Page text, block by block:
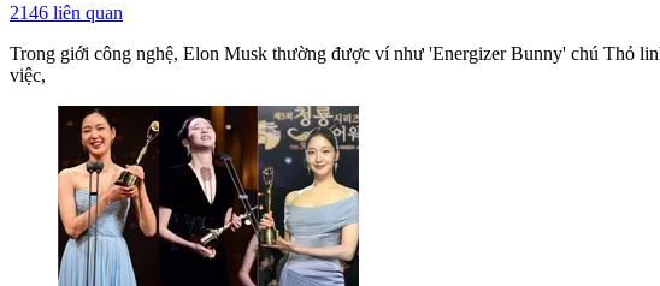
2146 liên quan
Trong giới công nghệ, Elon Musk thường được ví như 'Energizer Bunny' chú Thỏ
việc,